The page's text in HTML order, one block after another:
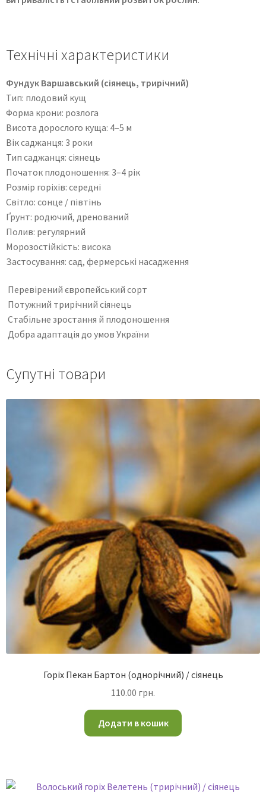
Технічні характеристики
Фундук Варшавський (сіянець, трирічний)
Тип: плодовий кущ
Форма крони: розлога
Висота дорослого куща: 4–5 м
Вік саджанця: 3 роки
Тип саджанця: сіянець
Початок плодоношення: 3–4 рік
Розмір горіхів: середні
Світло: сонце / півтінь
Ґрунт: родючий, дренований
Полив: регулярний
Морозостійкість: висока
Застосування: сад, фермерські насадження
Перевірений європейський сорт
Потужний трирічний сіянець
Стабільне зростання й плодоношення
Добра адаптація до умов України
Супутні товари
Горіх Пекан Бартон (однорічний) / сіянець
110.00 грн.
Додати в кошик